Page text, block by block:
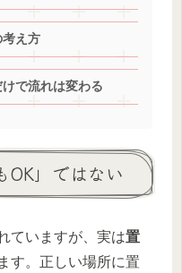
え方
で流れは変わる
OK」ではない
ていますが、実は置
す。正しい場所に置